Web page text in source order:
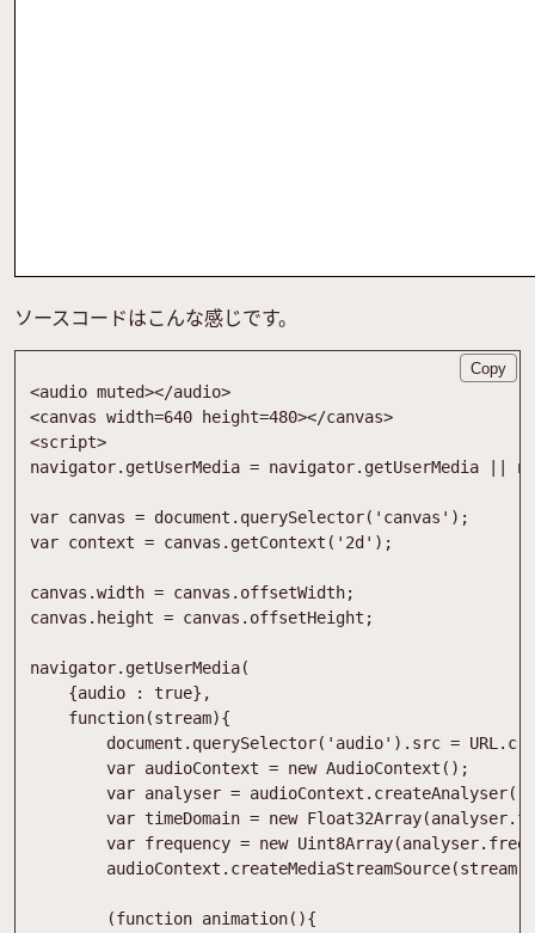
ソースコードはこんな感じです。
Copy
<audio muted></audio>
<canvas width=640 height=480></canvas>
<script>
navigator. getUserMedia = navigator. getUserMedia
var canvas = document . querySelector( 'canvas' ) ;
var context = canvas . getContext ( '2d' ) ;
canvas .width = canvas . offsetWidth;
canvas . height = canvas . offsetHeight ;
navigator. getUserMedia(
{audio : true} ,
function(stream){
document . querySelector( 'audio' ) . src = URL .
var audioContext = new AudioContext ( ) ;
var analyser = audioContext . createAnalyser(
var timeDomain = new Float32Array(analyser.
var frequency = new Uint8Array(analyser.
audioContext . createMediaStreamSource(stream
(function animation( ){